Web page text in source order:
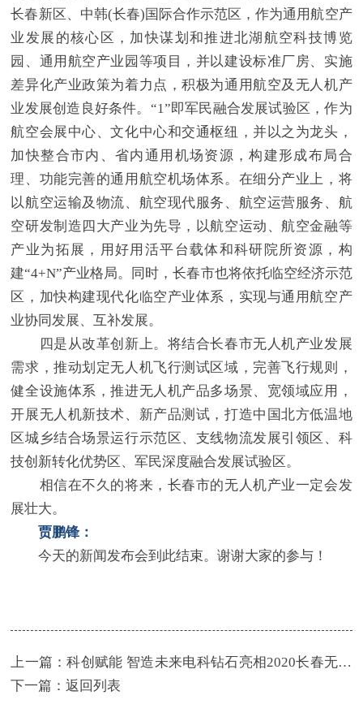
长春新区、中韩(长春)国际合作示范区，作为通用航空产
业发展的核心区，加快谋划和推进北湖航空科技博览
园、通用航空产业园等项目，并以建设标准厂房、实施
差异化产业政策为着力点，积极为通用航空及无人机产
业发展创造良好条件。“1”即军民融合发展试验区，作为
航空会展中心、文化中心和交通枢纽，并以之为龙头，
加快整合市内、省内通用机场资源，构建形成布局合
理、功能完善的通用航空机场体系。在细分产业上，将
以航空运输及物流、航空现代服务、航空运营服务、航
空研发制造四大产业为先导，以航空运动、航空金融等
产业为拓展，用好用活平台载体和科研院所资源，构
建“4+N”产业格局。同时，长春市也将依托临空经济示范
区，加快构建现代化临空产业体系，实现与通用航空产
业协同发展、互补发展。
四是从改革创新上。将结合长春市无人机产业发展
需求，推动划定无人机飞行测试区域，完善飞行规则，
健全设施体系，推进无人机产品多场景、宽领域应用，
开展无人机新技术、新产品测试，打造中国北方低温地
区城乡结合场景运行示范区、支线物流发展引领区、科
技创新转化优势区、军民深度融合发展试验区。
相信在不久的将来，长春市的无人机产业一定会发
展壮大。
贾鹏锋：
今天的新闻发布会到此结束。谢谢大家的参与！
上一篇：科创赋能 智造未来电科钻石亮相2020长春无人
机产业博览会暨第二届中国通用航空发展大会
下一篇：返回列表